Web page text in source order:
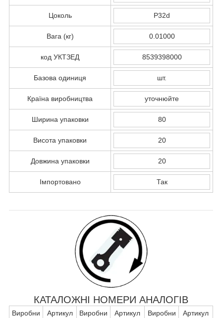
Цоколь P32d
Вага (кг) 0.01000
код УКТЗЕД 8539398000
Базова одиниця шт.
Країна виробництва уточнюйте
Ширина упаковки 80
Висота упаковки 20
Довжина упаковки 20
Імпортовано Так
КАТАЛОЖНІ НОМЕРИ АНАЛОГІВ
Виробни
Артикул
Виробни
Артикул
Виробни
Артикул